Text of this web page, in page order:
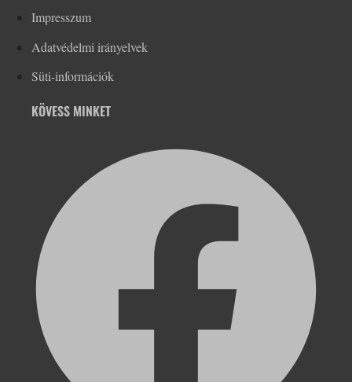
Impresszum
Adatvédelmi irányelvek
Süti-információk
KÖVESS MINKET